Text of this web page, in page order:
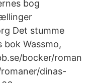
bog
Det stumme
bok Wassmo,
bocker/roman
dinas-